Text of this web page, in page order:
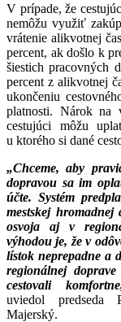
V prípade, že
nemôžu využiť
vrátenie alikvotnej
percent, ak došlo k
šiestich pracovných
percent z alikvotnej
ukončeniu
platnosti. Nárok na
cestujúci môžu
u ktorého si dané
„Chceme, aby
dopravou sa im
účte. Systém
mestskej
osvoja aj v
výhodou je, že v
lístok neprepadne a
regionálnej
cestovali
uviedol predseda
Majerský.